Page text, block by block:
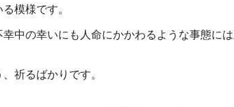
模様です。
中の幸いにも人命にかかわるような事態に
祈るばかりです。